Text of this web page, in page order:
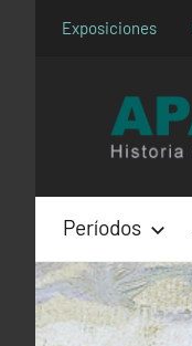
Exposiciones
Períodos